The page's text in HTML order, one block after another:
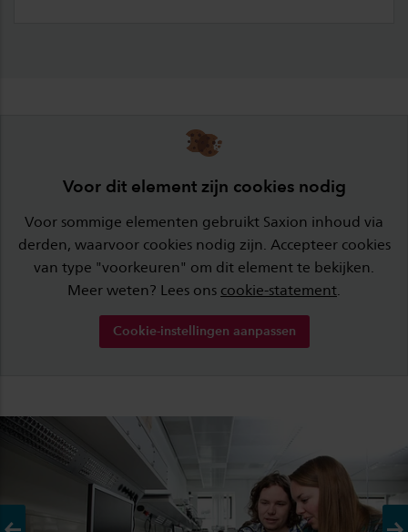
Voor dit element zijn cookies nodig
Voor sommige elementen gebruikt Saxion inhoud via
derden, waarvoor cookies nodig zijn. Accepteer cookies
van type "voorkeuren" om dit element te bekijken.
Meer weten? Lees ons cookie-statement.
Cookie-instellingen aanpassen
Vorige